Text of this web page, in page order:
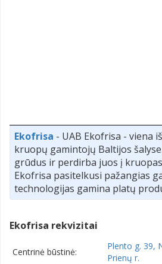
Ekofrisa - UAB Ekofrisa - viena
kruopų gamintojų Baltijos
grūdus ir perdirba juos į
Ekofrisa pasitelkusi pažangias
technologijas gamina platų
Ekofrisa rekvizitai
Centrinė būstinė:
Plento g. 39,
Prienų r.